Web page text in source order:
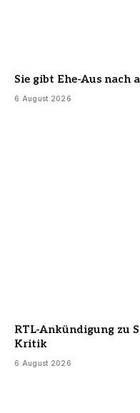
Sie gibt Ehe-Aus nach
6 August 2026
RTL-Ankündigung zu
Kritik
6 August 2026